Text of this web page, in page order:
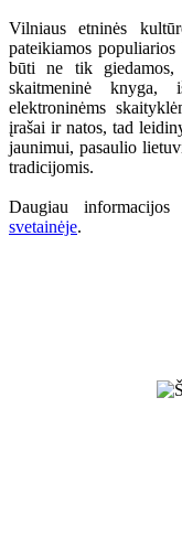
Vilniaus etninės
pateikiamos
būti ne tik giedamos,
skaitmeninė knyga,
elektroninėms
įrašai ir natos, tad
jaunimui, pasaulio
tradicijomis.
Daugiau informacijos
svetainėje.